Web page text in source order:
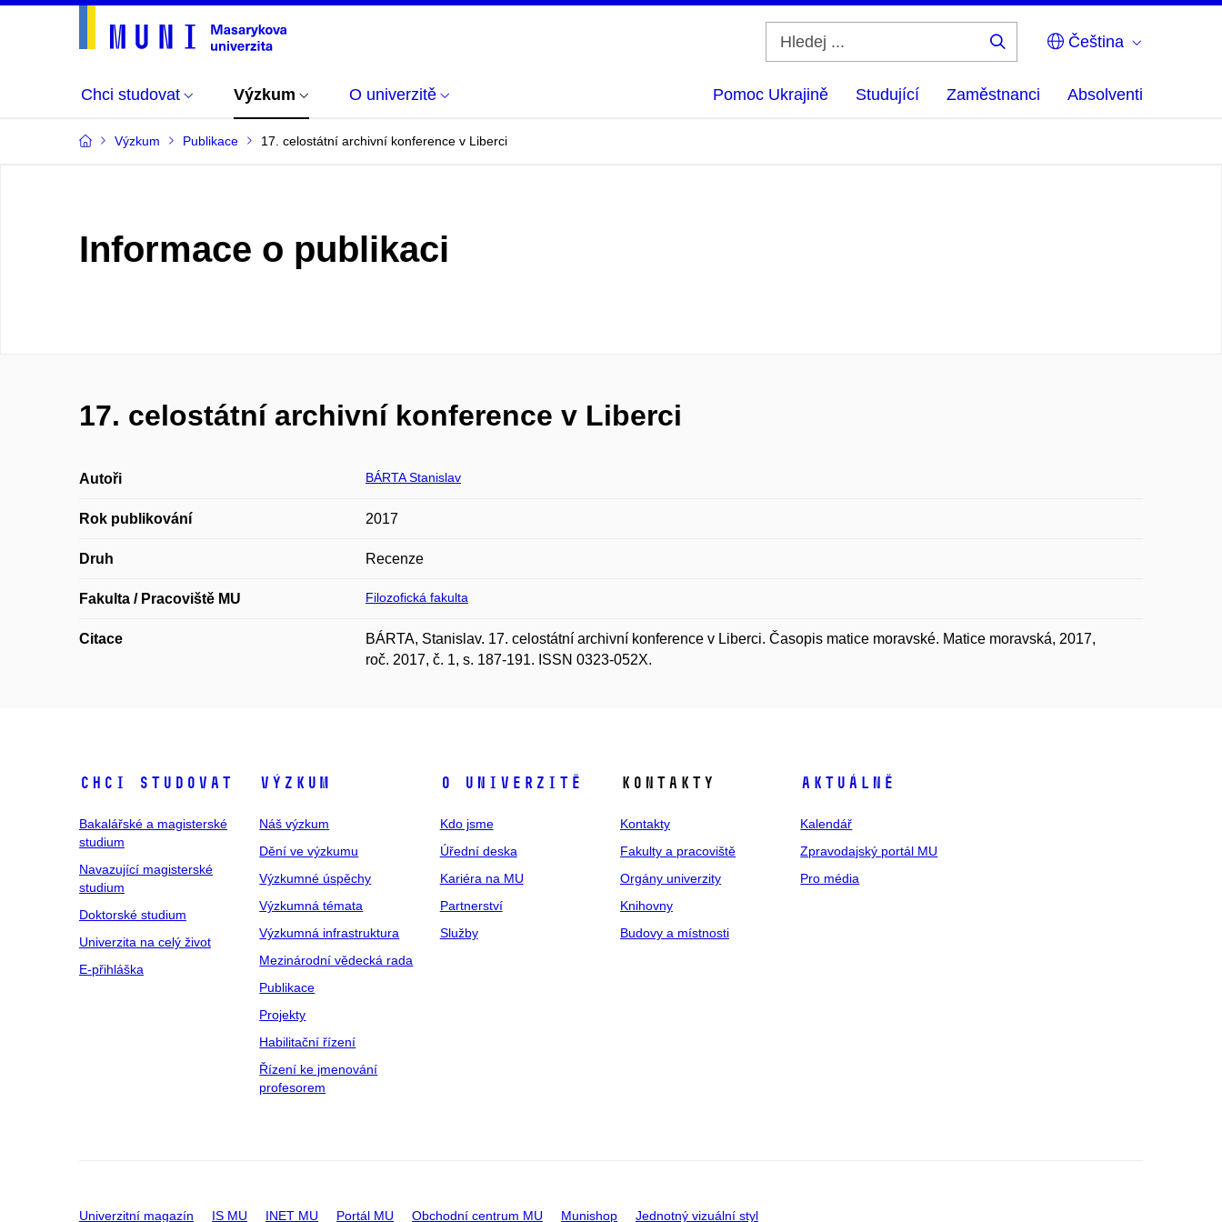
Čeština
Chci studovat Výzkum O univerzitě Pomoc Ukrajině Studující Zaměstnanci Absolventi
Výzkum Publikace 17. celostátní archivní konference v Liberci
Informace o publikaci
17. celostátní archivní konference v Liberci
Autoři BÁRTA Stanislav
Rok publikování 2017
Druh Recenze
Fakulta / Pracoviště MU Filozofická fakulta
Citace
BÁRTA, Stanislav. 17. celostátní archivní konference v Liberci. Časopis matice moravské. Matice moravská, 2017,
roč. 2017, č. 1, s. 187-191. ISSN 0323-052X.
Chci studovat
Bakalářské a magisterské
studium
Navazující magisterské
studium
Doktorské studium
Univerzita na celý život
E-přihláška
Výzkum
Náš výzkum
Dění ve výzkumu
Výzkumné úspěchy
Výzkumná témata
Výzkumná infrastruktura
Mezinárodní vědecká rada
Publikace
Projekty
Habilitační řízení
Řízení ke jmenování
profesorem
O univerzitě
Kdo jsme
Úřední deska
Kariéra na MU
Partnerství
Služby
Kontakty
Kontakty
Fakulty a pracoviště
Orgány univerzity
Knihovny
Budovy a místnosti
Aktuálně
Kalendář
Zpravodajský portál MU
Pro média
Univerzitní magazín IS MU INET MU Portál MU Obchodní centrum MU Munishop Jednotný vizuální styl